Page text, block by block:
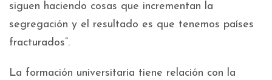
siguen haciendo cosas que incrementan la
segregación y el resultado es que tenemos países
fracturados”.
La formación universitaria tiene relación con la